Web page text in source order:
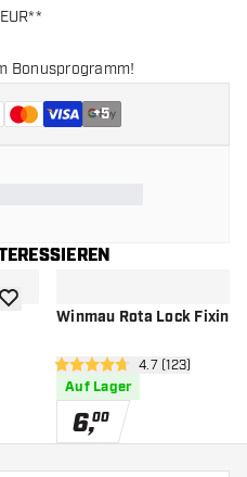
Bonusprogramm!
+5
Zur Wunschliste hinzufügen
Winmau Rota Lock Fixing
4.7 Bewertungssterne
4.7 (123)
Auf Lager
6,00